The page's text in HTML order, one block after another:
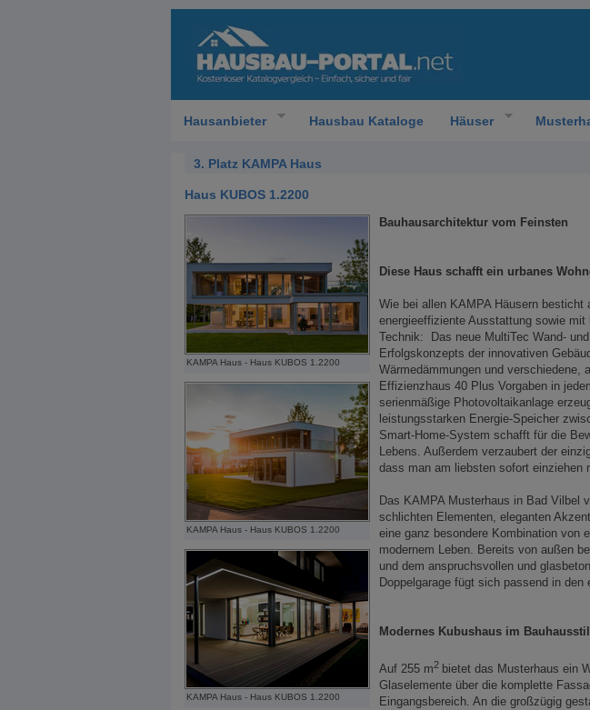
Hausanbieter Hausbau Kataloge Häuser
3. Platz KAMPA Haus
Haus KUBOS 1.2200
KAMPA Haus - Haus KUBOS 1.2200
KAMPA Haus - Haus KUBOS 1.2200
KAMPA Haus - Haus KUBOS 1.2200
Bauhausarchitektur vom Feinsten
Diese Haus schafft ein urbanes
Wie bei allen KAMPA Häusern
energieeffiziente Ausstattung sowie
Technik: Das neue MultiTec Wand-
Erfolgskonzepts der innovativen
Wärmedämmungen und verschiedene,
Effizienzhaus 40 Plus Vorgaben in
serienmäßige Photovoltaikanlage
leistungsstarken Energie-Speicher
Smart-Home-System schafft für die
Lebens. Außerdem verzaubert der
dass man am liebsten sofort einziehen
Das KAMPA Musterhaus in Bad Vilbel
schlichten Elementen, eleganten
eine ganz besondere Kombination von
modernem Leben. Bereits von außen
und dem anspruchsvollen und
Doppelgarage fügt sich passend in den
Modernes Kubushaus im Bauhausstil
Auf 255 m2 bietet das Musterhaus ein
Glaselemente über die komplette
Eingangsbereich. An die großzügig